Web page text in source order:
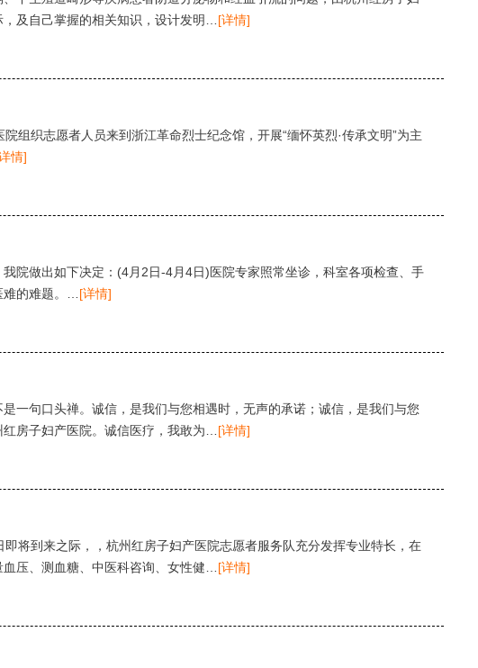
及自己掌握的相关知识，设计发明… [详情]
组织志愿者人员来到浙江革命烈士纪念馆，开展“缅怀英烈·传承文明”为主
情]
院做出如下决定：(4月2日-4月4日)医院专家照常坐诊，科室各项检查、手
的难题。… [详情]
一句口头禅。诚信，是我们与您相遇时，无声的承诺；诚信，是我们与您
房子妇产医院。诚信医疗，我敢为… [详情]
将到来之际，，杭州红房子妇产医院志愿者服务队充分发挥专业特长，在
压、测血糖、中医科咨询、女性健… [详情]